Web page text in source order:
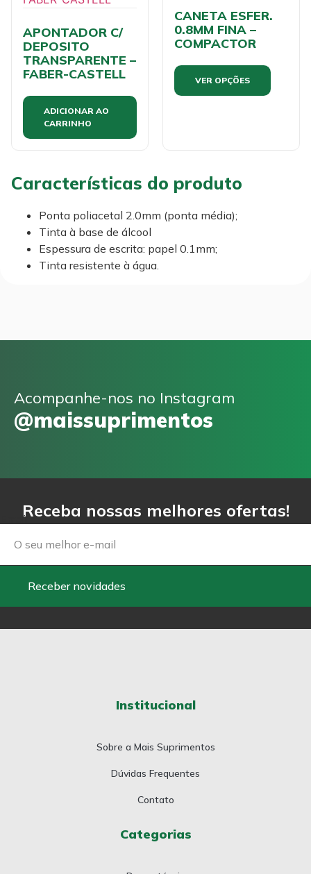
APONTADOR C/
DEPOSITO
TRANSPARENTE –
FABER-CASTELL
ADICIONAR AO
CARRINHO
CANETA ESFER.
0.8MM FINA –
COMPACTOR
VER OPÇÕES
Características do produto
Ponta poliacetal 2.0mm (ponta média);
Tinta à base de álcool
Espessura de escrita: papel 0.1mm;
Tinta resistente à água.
Acompanhe-nos no Instagram
@maissuprimentos
Receba nossas melhores ofertas!
Email
Receber novidades
Institucional
Sobre a Mais Suprimentos
Dúvidas Frequentes
Contato
Categorias